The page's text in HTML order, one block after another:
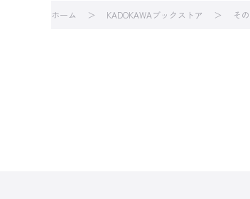
ホーム KADOKAWAブックストア そ